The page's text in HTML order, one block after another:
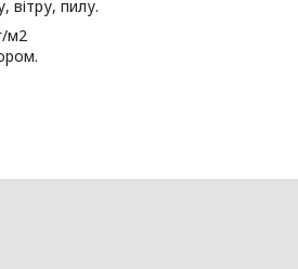
вітру, пилу.
м2